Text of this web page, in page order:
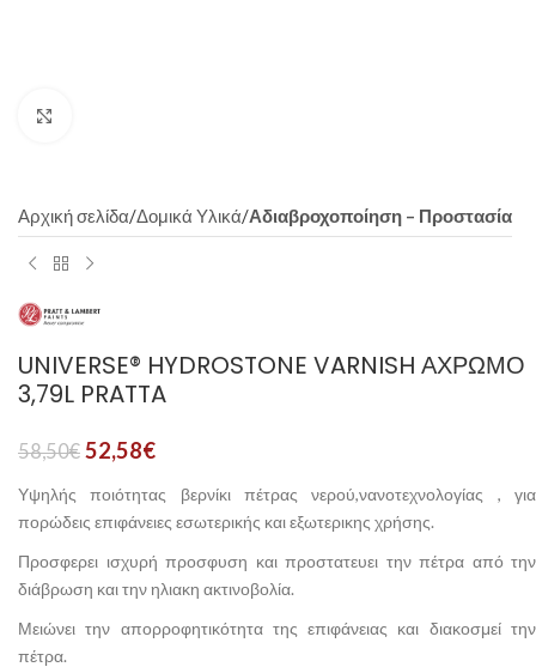
Αρχική σελίδα Δομικά Υλικά Αδιαβροχοποίηση – Προστασία
UNIVERSE® HYDROSTONE VARNISH ΆΧΡΩΜΟ
3,79L PRATTA
58,50€ 52,58€
Υψηλής ποιότητας βερνίκι πέτρας νερού,νανοτεχνολογίας , για
πορώδεις επιφάνειες εσωτερικής και εξωτερικης χρήσης.
Προσφερει ισχυρή προσφυση και προστατευει την πέτρα από την
διάβρωση και την ηλιακη ακτινοβολία.
Μειώνει την απορροφητικότητα της επιφάνειας και διακοσμεί την
πέτρα.